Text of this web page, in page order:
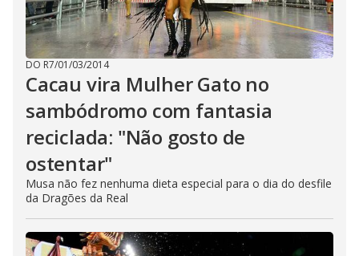
DO R7/01/03/2014
Cacau vira Mulher Gato no
sambódromo com fantasia
reciclada: "Não gosto de
ostentar"
Musa não fez nenhuma dieta especial para o dia do desfile
da Dragões da Real